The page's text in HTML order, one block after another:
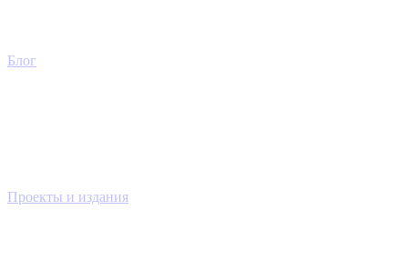
Блог
Проекты и издания